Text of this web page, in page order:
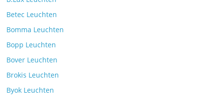
Betec Leuchten
Bomma Leuchten
Bopp Leuchten
Bover Leuchten
Brokis Leuchten
Byok Leuchten